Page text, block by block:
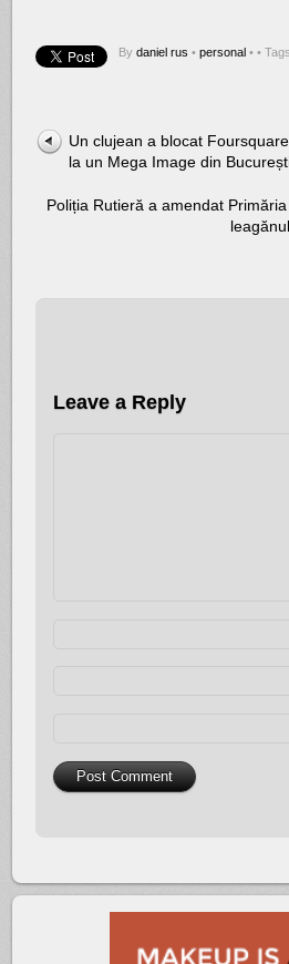
Bydaniel rus • personal • •
Un clujean a blocat
la un Mega Image din
Poliția Rutieră a amendat
Leave a Reply